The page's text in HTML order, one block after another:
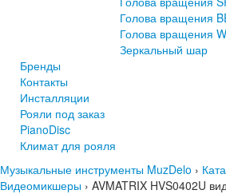
Голова вращения
Голова вращения
Зеркальный шар
Бренды
Контакты
Инсталляции
Рояли под заказ
PianoDisc
Климат для рояля
Музыкальные инструменты MuzDelo ›
Видеомикшеры › AVMATRIX HVS0402U